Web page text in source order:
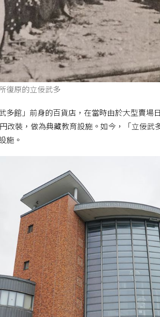
復原的立佞武多
多館」前身的百貨店，在當時由於大型賣場
改裝，做為典藏教育設施。如今，「立佞
施。